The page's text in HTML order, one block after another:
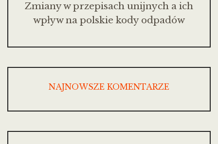
Zmiany w przepisach unijnych a ich
wpływ na polskie kody odpadów
NAJNOWSZE KOMENTARZE